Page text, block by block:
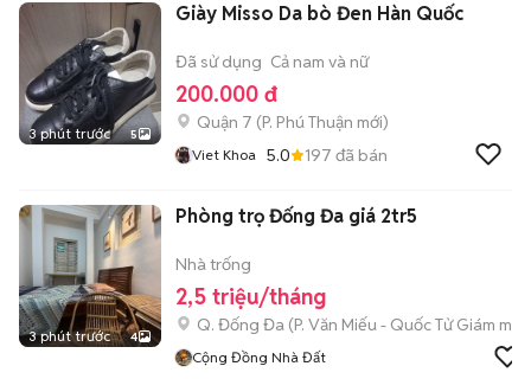
3 phút trước 5
Giày Misso Da bò Đen Hàn Quốc
Đã sử dụng Cả nam và nữ
200.000 đ
Quận 7 (P. Phú Thuận mới)
Viet Khoa 5.0 197 đã bán
3 phút trước 4
Phòng trọ Đống Đa giá 2tr5
Nhà trống
2,5 triệu/tháng
Q. Đống Đa (P. Văn Miếu - Quốc Tử Giám mới)
Cộng Đồng Nhà Đất